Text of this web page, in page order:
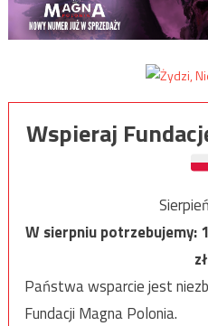
Wspieraj
W sierpniu potrzebujemy:
Państwa wsparcie jest
Fundacji Magna Polonia.